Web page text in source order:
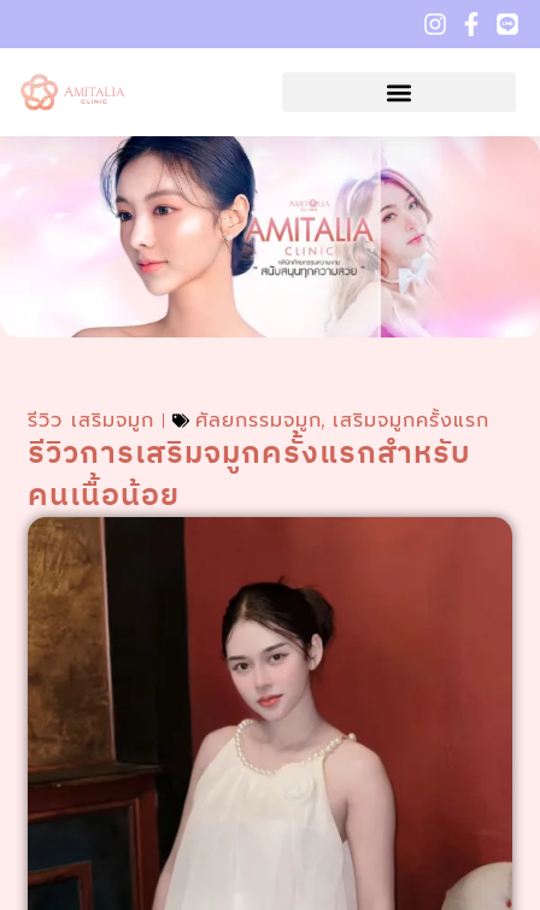
รีวิว เสริมจมูก ศัลยกรรมจมูก, เสริมจมูกครั้งแรก
รีวิวการเสริมจมูกครั้งแรกสำหรับ
คนเนื้อน้อย